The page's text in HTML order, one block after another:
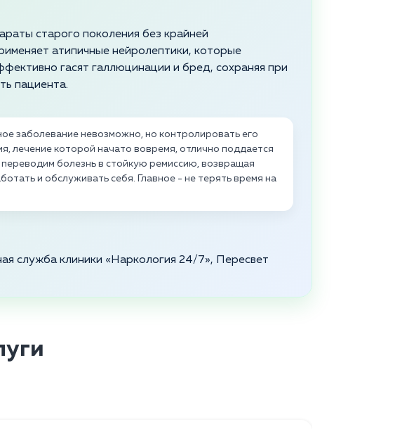
старого поколения без крайней
атипичные нейролептики, которые
гасят галлюцинации и бред, сохраняя при
пациента.
заболевание невозможно, но контролировать его
лечение которой начато вовремя, отлично поддается
болезнь в стойкую ремиссию, возвращая
и обслуживать себя. Главное - не терять время на
служба клиники «Наркология 24/7», Пересвет